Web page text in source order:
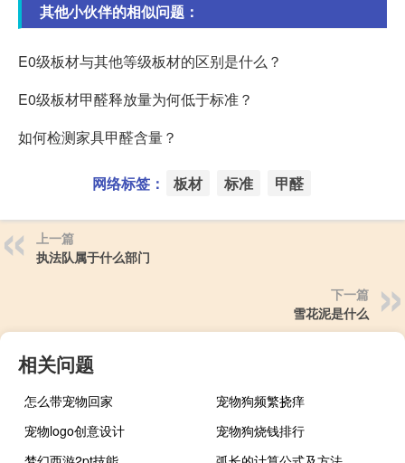
其他小伙伴的相似问题：
E0级板材与其他等级板材的区别是什么？
E0级板材甲醛释放量为何低于标准？
如何检测家具甲醛含量？
网络标签： 板材 标准 甲醛
上一篇
执法队属于什么部门
下一篇
雪花泥是什么
相关问题
怎么带宠物回家
宠物狗频繁挠痒
宠物logo创意设计
宠物狗烧钱排行